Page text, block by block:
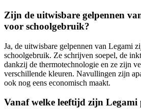
Zijn de uitwisbare gelpennen
voor schoolgebruik?
Ja, de uitwisbare gelpennen van Legami
schoolgebruik. Ze schrijven soepel, de
dankzij de thermotechnologie en ze zijn
verschillende kleuren. Navullingen zijn
ook nog eens economisch maakt.
Vanaf welke leeftijd zijn Legami